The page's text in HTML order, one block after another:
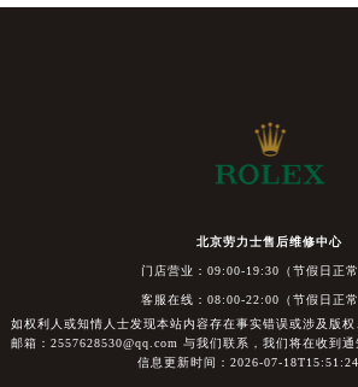
北京劳力士售后维修中心
门店营业：09:00-19:30（节假日正常
客服在线：08:00-22:00（节假日正常
如权利人或知情人士发现本站内容存在事实错误或涉及版
邮箱：2557628530@qq.com 与我们联系，我们将在收到
信息更新时间：2026-07-